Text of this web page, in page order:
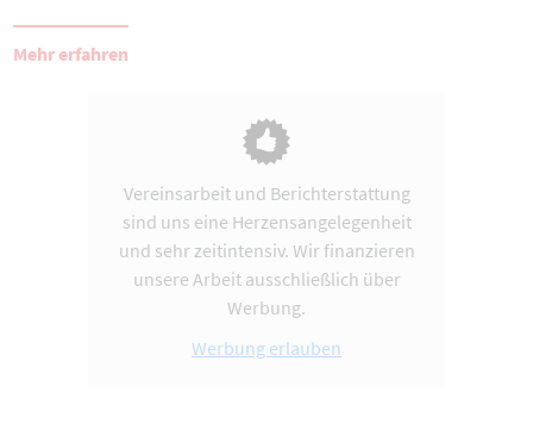
Mehr erfahren
Vereinsarbeit und Berichterstattung
sind uns eine Herzensangelegenheit
und sehr zeitintensiv. Wir finanzieren
unsere Arbeit ausschließlich über
Werbung.
Werbung erlauben